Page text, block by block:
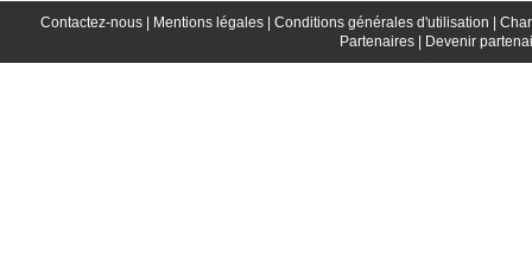
Contactez-nous | Mentions légales | Conditions générales d'utilisation |
Partenaires |
Devenir